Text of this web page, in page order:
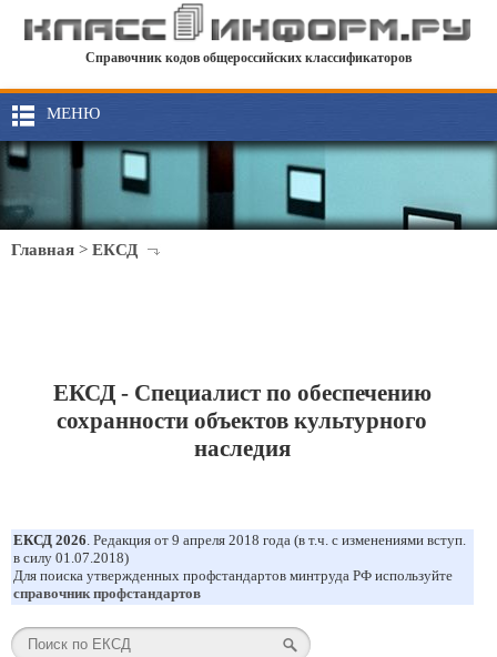
Справочник кодов общероссийских классификаторов
МЕНЮ
Главная > ЕКСД
ЕКСД - Специалист по обеспечению
сохранности объектов культурного
наследия
ЕКСД 2026. Редакция от 9 апреля 2018 года (в т.ч. с изменениями вступ.
в силу 01.07.2018)
Для поиска утвержденных профстандартов минтруда РФ используйте
справочник профстандартов